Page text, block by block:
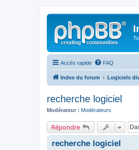
Accès rapide FAQ
Index du forum Logiciels
recherche logiciel
Modérateur : Modérateurs
Répondre
recherche logiciel